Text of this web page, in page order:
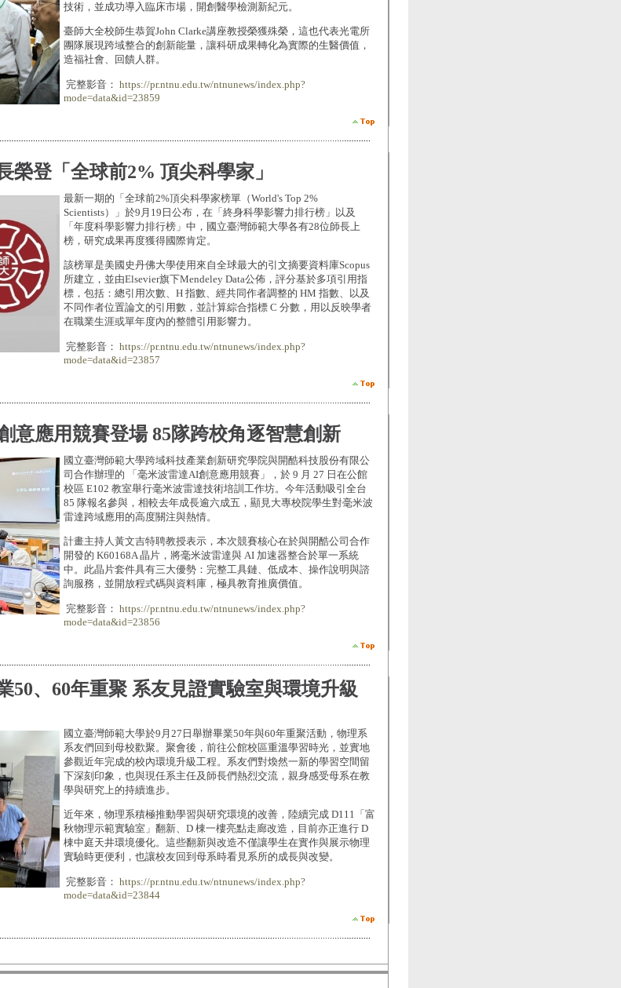
技術，並成功導入臨床市場，開創醫學檢測新紀元。
臺師大全校師生恭賀John Clarke講座教授榮獲殊榮，這也代表光電所
團隊展現跨域整合的創新能量，讓科研成果轉化為實際的生醫價值，
造福社會、回饋人群。
完整影音： https://pr.ntnu.edu.tw/ntnunews/index.php?
mode=data&id=23859
榮登「全球前2% 頂尖科學家」
最新一期的「全球前2%頂尖科學家榜單（World's Top 2%
Scientists）」於9月19日公布，在「終身科學影響力排行榜」以及
「年度科學影響力排行榜」中，國立臺灣師範大學各有28位師長上
榜，研究成果再度獲得國際肯定。
該榜單是美國史丹佛大學使用來自全球最大的引文摘要資料庫Scopus
所建立，並由Elsevier旗下Mendeley Data公佈，評分基於多項引用指
標，包括：總引用次數、H 指數、經共同作者調整的 HM 指數、以及
不同作者位置論文的引用數，並計算綜合指標 C 分數，用以反映學者
在職業生涯或單年度內的整體引用影響力。
完整影音： https://pr.ntnu.edu.tw/ntnunews/index.php?
mode=data&id=23857
意應用競賽登場 85隊跨校角逐智慧創新
國立臺灣師範大學跨域科技產業創新研究學院與開酷科技股份有限公
司合作辦理的 「毫米波雷達AI創意應用競賽」，於 9 月 27 日在公館
校區 E102 教室舉行毫米波雷達技術培訓工作坊。今年活動吸引全台
85 隊報名參與，相較去年成長逾六成五，顯見大專校院學生對毫米波
雷達跨域應用的高度關注與熱情。
計畫主持人黃文吉特聘教授表示，本次競賽核心在於與開酷公司合作
開發的 K60168A 晶片，將毫米波雷達與 AI 加速器整合於單一系統
中。此晶片套件具有三大優勢：完整工具鏈、低成本、操作說明與諮
詢服務，並開放程式碼與資料庫，極具教育推廣價值。
完整影音： https://pr.ntnu.edu.tw/ntnunews/index.php?
mode=data&id=23856
50、60年重聚 系友見證實驗室與環境升級
國立臺灣師範大學於9月27日舉辦畢業50年與60年重聚活動，物理系
系友們回到母校歡聚。聚會後，前往公館校區重溫學習時光，並實地
參觀近年完成的校內環境升級工程。系友們對煥然一新的學習空間留
下深刻印象，也與現任系主任及師長們熱烈交流，親身感受母系在教
學與研究上的持續進步。
近年來，物理系積極推動學習與研究環境的改善，陸續完成 D111「富
秋物理示範實驗室」翻新、D 棟一樓亮點走廊改造，目前亦正進行 D
棟中庭天井環境優化。這些翻新與改造不僅讓學生在實作與展示物理
實驗時更便利，也讓校友回到母系時看見系所的成長與改變。
完整影音： https://pr.ntnu.edu.tw/ntnunews/index.php?
mode=data&id=23844